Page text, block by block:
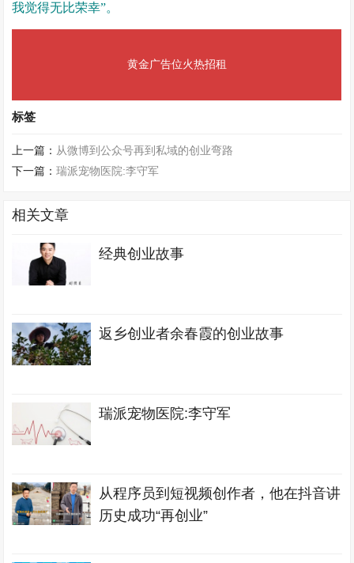
我觉得无比荣幸”。
黄金广告位火热招租
标签
上一篇： 从微博到公众号再到私域的创业弯路
下一篇：瑞派宠物医院:李守军
相关文章
经典创业故事
返乡创业者余春霞的创业故事
瑞派宠物医院:李守军
从程序员到短视频创作者，他在抖音讲
历史成功“再创业”